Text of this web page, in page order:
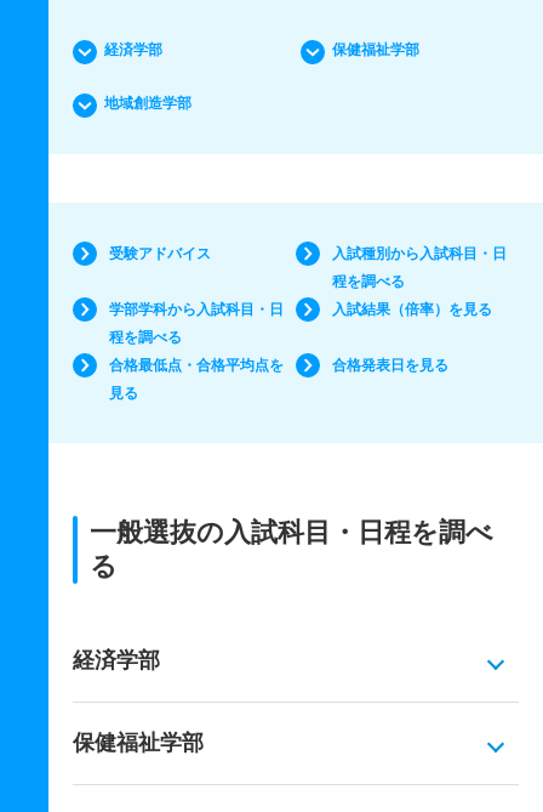
経済学部 保健福祉学部
地域創造学部
受験アドバイス
入試種別から入試科目・日
程を調べる
学部学科から入試科目・日
程を調べる
入試結果（倍率）を見る
合格最低点・合格平均点を
見る
合格発表日を見る
一般選抜の入試科目・日程を調べ
る
経済学部
保健福祉学部